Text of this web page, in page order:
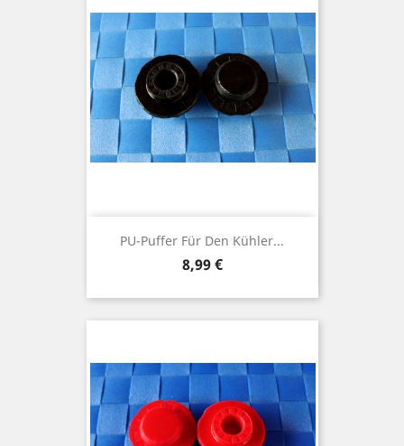
PU-Puffer Für Den Kühler...
Preis
8,99 €